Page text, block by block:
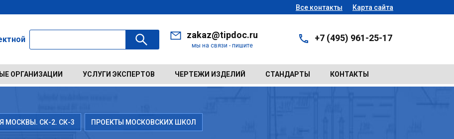
Все контакты Карта сайта
zakaz@tipdoc.ru
мы на связи - пишите
+7 (495) 961-25-17
ОРГАНИЗАЦИИ УСЛУГИ ЭКСПЕРТОВ ЧЕРТЕЖИ ИЗДЕЛИЙ СТАНДАРТЫ КОНТАКТЫ
МОСКВЫ. СК-2. СК-3 ПРОЕКТЫ МОСКОВСКИХ ШКОЛ